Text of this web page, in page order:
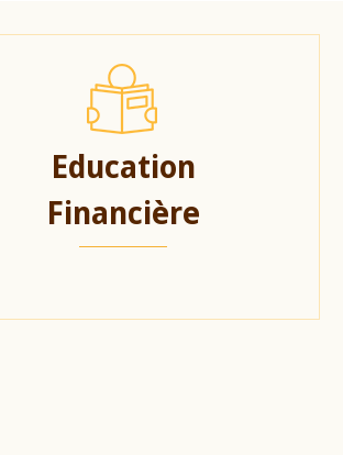
Education
Financière